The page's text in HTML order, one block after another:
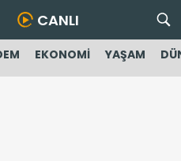
CANLI
EKONOMİ YAŞAM